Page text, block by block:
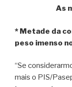
As
* Metade da
peso imenso
“Se
mais o PIS/